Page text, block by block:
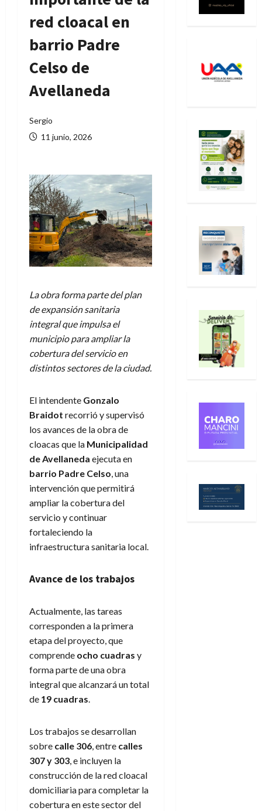
red cloacal en
barrio Padre
Celso de
Avellaneda
Sergio
11 junio, 2026
La obra forma parte del plan
de expansión sanitaria
integral que impulsa el
municipio para ampliar la
cobertura del servicio en
distintos sectores de la ciudad.
El intendente Gonzalo
Braidot recorrió y supervisó
los avances de la obra de
cloacas que la Municipalidad
de Avellaneda ejecuta en
barrio Padre Celso, una
intervención que permitirá
ampliar la cobertura del
servicio y continuar
fortaleciendo la
infraestructura sanitaria local.
Avance de los trabajos
Actualmente, las tareas
corresponden a la primera
etapa del proyecto, que
comprende ocho cuadras y
forma parte de una obra
integral que alcanzará un total
de 19 cuadras.
Los trabajos se desarrollan
sobre calle 306, entre calles
307 y 303, e incluyen la
construcción de la red cloacal
domiciliaria para completar la
cobertura en este sector del